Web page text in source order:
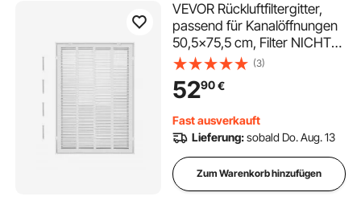
VEVOR Rückluftfiltergitter,
passend für Kanalöffnungen
50,5x75,5 cm, Filter NICHT
im Lieferumfang enthalten,
Abluftgitter für die Wand,
pulverbeschichtetes
(3)
5290€
Fast ausverkauft
Lieferung:sobald Do. Aug. 13
Zum Warenkorb hinzufügen